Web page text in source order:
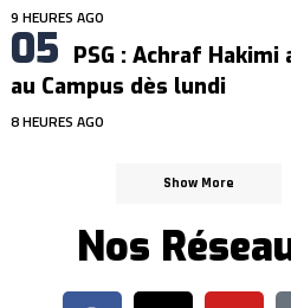
9 HEURES AGO
PSG : Achraf
au Campus dès lundi
8 HEURES AGO
Show More
Nos